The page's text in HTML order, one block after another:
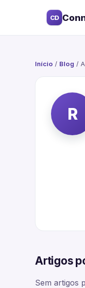
CD
Início / Blog /
R
Artigos
Sem artigos